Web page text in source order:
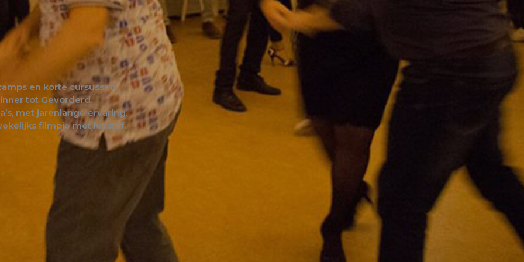
en korte cursussen
tot Gevorderd.
met jarenlange ervaring.
filmpje met lesstof.